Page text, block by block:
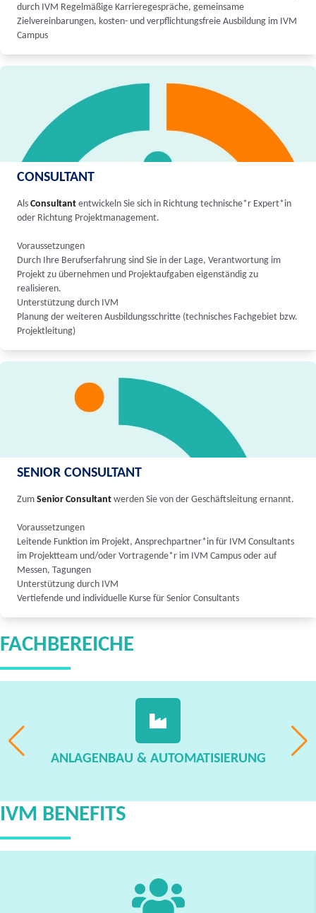
durch IVM Regelmäßige Karrieregespräche, gemeinsame
Zielvereinbarungen, kosten- und verpflichtungsfreie Ausbildung im IVM
Campus
CONSULTANT
Als Consultant entwickeln Sie sich in Richtung technische*r Expert*in
oder Richtung Projektmanagement.
Voraussetzungen
Durch Ihre Berufserfahrung sind Sie in der Lage, Verantwortung im
Projekt zu übernehmen und Projektaufgaben eigenständig zu
realisieren.
Unterstützung durch IVM
Planung der weiteren Ausbildungsschritte (technisches Fachgebiet bzw.
Projektleitung)
SENIOR CONSULTANT
Zum Senior Consultant werden Sie von der Geschäftsleitung ernannt.
Voraussetzungen
Leitende Funktion im Projekt, Ansprechpartner*in für IVM Consultants
im Projektteam und/oder Vortragende*r im IVM Campus oder auf
Messen, Tagungen
Unterstützung durch IVM
Vertiefende und individuelle Kurse für Senior Consultants
FACHBEREICHE
ANLAGENBAU & AUTOMATISIERUNG
IVM BENEFITS